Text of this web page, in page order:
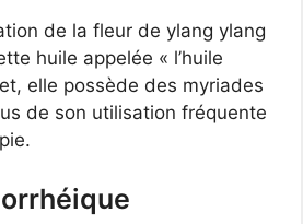
de la fleur de ylang ylang
huile appelée « l’huile
elle possède des myriades
de son utilisation fréquente